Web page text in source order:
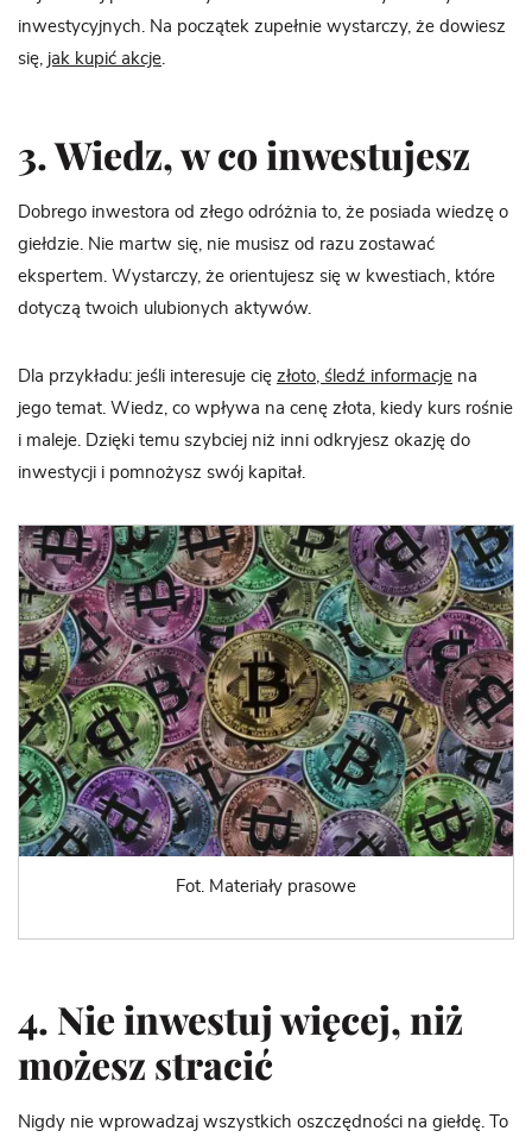
inwestycyjnych. Na początek zupełnie wystarczy, że dowiesz
się, jak kupić akcje.
3. Wiedz, w co inwestujesz
Dobrego inwestora od złego odróżnia to, że posiada wiedzę o
giełdzie. Nie martw się, nie musisz od razu zostawać
ekspertem. Wystarczy, że orientujesz się w kwestiach, które
dotyczą twoich ulubionych aktywów.
Dla przykładu: jeśli interesuje cię złoto, śledź informacje na
jego temat. Wiedz, co wpływa na cenę złota, kiedy kurs rośnie
i maleje. Dzięki temu szybciej niż inni odkryjesz okazję do
inwestycji i pomnożysz swój kapitał.
Fot. Materiały prasowe
4. Nie inwestuj więcej, niż
możesz stracić
Nigdy nie wprowadzaj wszystkich oszczędności na giełdę. To